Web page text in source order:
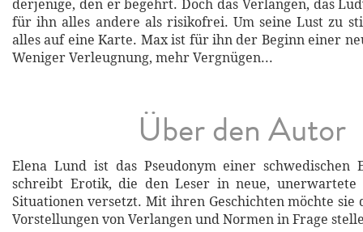
derjenige, den er begehrt. Doch das Verlangen, das
für ihn alles andere als risikofrei. Um seine Lust zu
alles auf eine Karte. Max ist für ihn der Beginn einer
Weniger Verleugnung, mehr Vergnügen...
Über den Autor
Elena Lund ist das Pseudonym einer schwedischen
schreibt Erotik, die den Leser in neue, unerwartete
Situationen versetzt. Mit ihren Geschichten möchte sie
Vorstellungen von Verlangen und Normen in Frage